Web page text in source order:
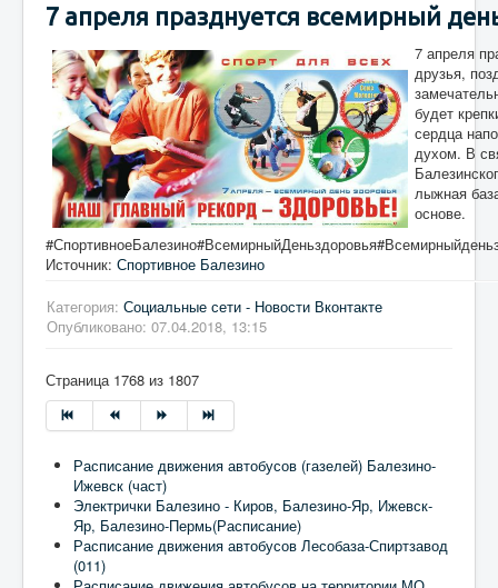
7 апреля празднуется всемирный
7 апреля
друзья,
будет
сердца
духом. В
лыжная
основе.
Источник: Спортивное Балезино
Категория: Социальные сети - Новости Вконтакте
Опубликовано: 07.04.2018, 13:15
Страница 1768 из 1807
Расписание движения автобусов (газелей) Балезино-
Ижевск (част)
Электрички Балезино - Киров, Балезино-Яр, Ижевск-
Яр, Балезино-Пермь(Расписание)
Расписание движения автобусов Лесобаза-Спиртзавод
(011)